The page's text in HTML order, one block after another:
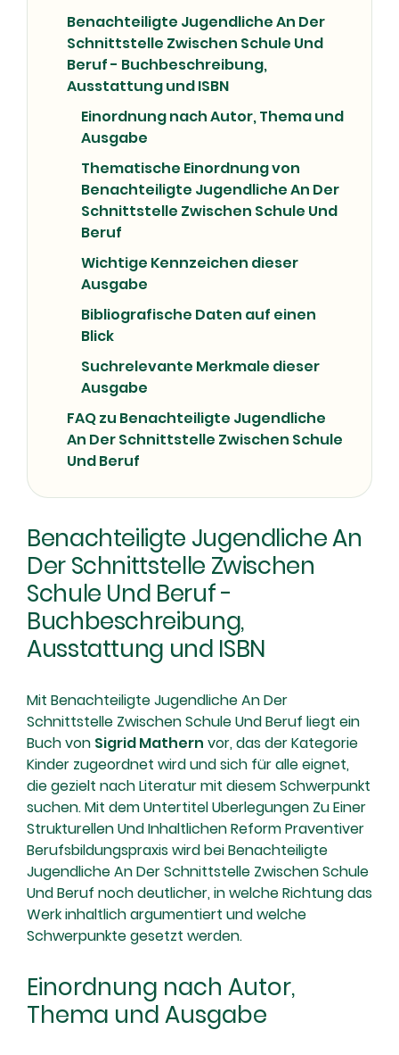
Benachteiligte Jugendliche An Der
Schnittstelle Zwischen Schule Und
Beruf - Buchbeschreibung,
Ausstattung und ISBN
Einordnung nach Autor, Thema und
Ausgabe
Thematische Einordnung von
Benachteiligte Jugendliche An Der
Schnittstelle Zwischen Schule Und
Beruf
Wichtige Kennzeichen dieser
Ausgabe
Bibliografische Daten auf einen
Blick
Suchrelevante Merkmale dieser
Ausgabe
FAQ zu Benachteiligte Jugendliche
An Der Schnittstelle Zwischen Schule
Und Beruf
Benachteiligte Jugendliche An
Der Schnittstelle Zwischen
Schule Und Beruf -
Buchbeschreibung,
Ausstattung und ISBN
Mit Benachteiligte Jugendliche An Der
Schnittstelle Zwischen Schule Und Beruf liegt ein
Buch von Sigrid Mathern vor, das der Kategorie
Kinder zugeordnet wird und sich für alle eignet,
die gezielt nach Literatur mit diesem Schwerpunkt
suchen. Mit dem Untertitel Uberlegungen Zu Einer
Strukturellen Und Inhaltlichen Reform Praventiver
Berufsbildungspraxis wird bei Benachteiligte
Jugendliche An Der Schnittstelle Zwischen Schule
Und Beruf noch deutlicher, in welche Richtung das
Werk inhaltlich argumentiert und welche
Schwerpunkte gesetzt werden.
Einordnung nach Autor,
Thema und Ausgabe